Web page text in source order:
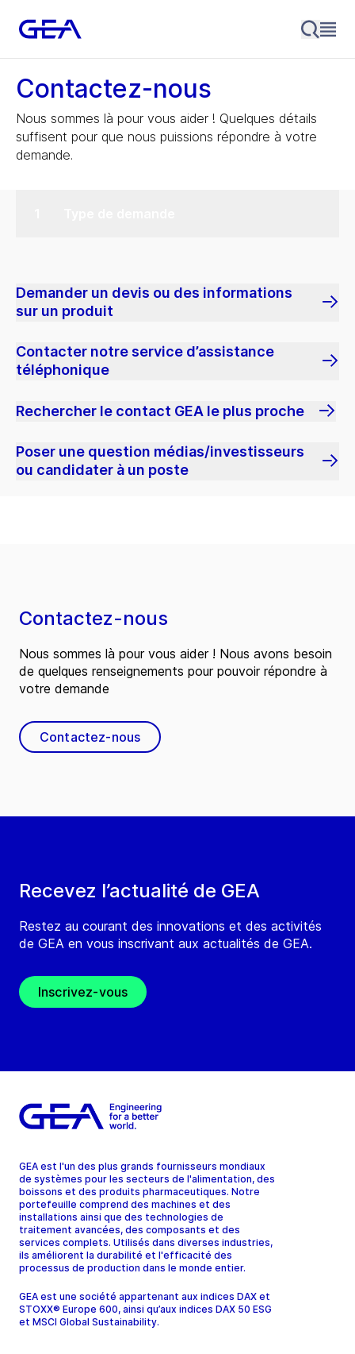
Contactez-nous
Nous sommes là pour vous aider ! Quelques détails
suffisent pour que nous puissions répondre à votre
demande.
Demander un devis ou des informations
sur un produit
Contacter notre service d’assistance
téléphonique
Rechercher le contact GEA le plus proche
Poser une question médias/investisseurs
ou candidater à un poste
Recevez l’actualité de GEA
Restez au courant des innovations et des activités
de GEA en vous inscrivant aux actualités de GEA.
Inscrivez-vous
Contactez-nous
Nous sommes là pour vous aider ! Nous avons besoin
de quelques renseignements pour pouvoir répondre à
votre demande
Contactez-nous
GEA est l'un des plus grands fournisseurs mondiaux
de systèmes pour les secteurs de l'alimentation, des
boissons et des produits pharmaceutiques. Notre
portefeuille comprend des machines et des
installations ainsi que des technologies de
traitement avancées, des composants et des
services complets. Utilisés dans diverses industries,
ils améliorent la durabilité et l'efficacité des
processus de production dans le monde entier.
GEA est une société appartenant aux indices DAX et
STOXX® Europe 600, ainsi qu’aux indices DAX 50 ESG
et MSCI Global Sustainability.